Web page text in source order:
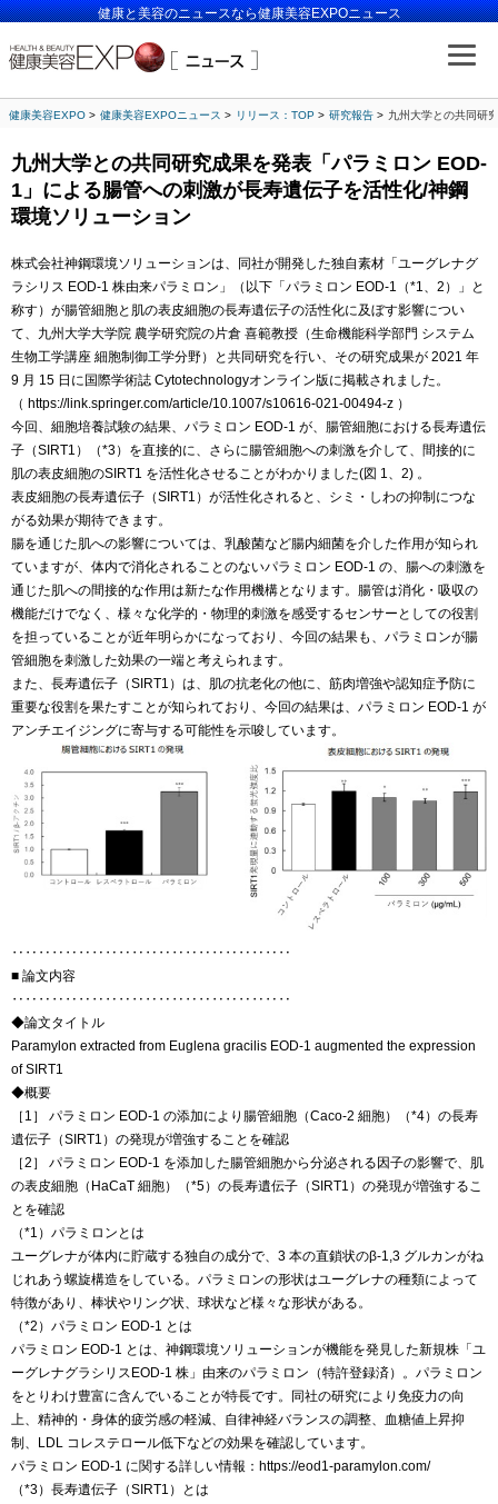
健康と美容のニュースなら健康美容EXPOニュース
健康美容EXPO 健康美容EXPOニュース リリース：TOP 研究報告 九州大学との共同研
九州大学との共同研究成果を発表「パラミロン EOD-
1」による腸管への刺激が長寿遺伝子を活性化/神鋼
環境ソリューション
株式会社神鋼環境ソリューションは、同社が開発した独自素材「ユーグレナグ
ラシリス EOD-1 株由来パラミロン」（以下「パラミロン EOD-1（*1、2）」と
称す）が腸管細胞と肌の表皮細胞の長寿遺伝子の活性化に及ぼす影響につい
て、九州大学大学院 農学研究院の片倉 喜範教授（生命機能科学部門 システム
生物工学講座 細胞制御工学分野）と共同研究を行い、その研究成果が 2021 年
9 月 15 日に国際学術誌 Cytotechnologyオンライン版に掲載されました。
（ https://link.springer.com/article/10.1007/s10616-021-00494-z ）
今回、細胞培養試験の結果、パラミロン EOD-1 が、腸管細胞における長寿遺伝
子（SIRT1）（*3）を直接的に、さらに腸管細胞への刺激を介して、間接的に
肌の表皮細胞のSIRT1 を活性化させることがわかりました(図 1、2) 。
表皮細胞の長寿遺伝子（SIRT1）が活性化されると、シミ・しわの抑制につな
がる効果が期待できます。
腸を通じた肌への影響については、乳酸菌など腸内細菌を介した作用が知られ
ていますが、体内で消化されることのないパラミロン EOD-1 の、腸への刺激を
通じた肌への間接的な作用は新たな作用機構となります。腸管は消化・吸収の
機能だけでなく、様々な化学的・物理的刺激を感受するセンサーとしての役割
を担っていることが近年明らかになっており、今回の結果も、パラミロンが腸
管細胞を刺激した効果の一端と考えられます。
また、長寿遺伝子（SIRT1）は、肌の抗老化の他に、筋肉増強や認知症予防に
重要な役割を果たすことが知られており、今回の結果は、パラミロン EOD-1 が
アンチエイジングに寄与する可能性を示唆しています。
‥‥‥‥‥‥‥‥‥‥‥‥‥‥‥‥‥‥‥‥‥
■ 論文内容
‥‥‥‥‥‥‥‥‥‥‥‥‥‥‥‥‥‥‥‥‥
◆論文タイトル
Paramylon extracted from Euglena gracilis EOD-1 augmented the expression
of SIRT1
◆概要
［1］ パラミロン EOD-1 の添加により腸管細胞（Caco-2 細胞）（*4）の長寿
遺伝子（SIRT1）の発現が増強することを確認
［2］ パラミロン EOD-1 を添加した腸管細胞から分泌される因子の影響で、肌
の表皮細胞（HaCaT 細胞）（*5）の長寿遺伝子（SIRT1）の発現が増強するこ
とを確認
（*1）パラミロンとは
ユーグレナが体内に貯蔵する独自の成分で、3 本の直鎖状のβ-1,3 グルカンがね
じれあう螺旋構造をしている。パラミロンの形状はユーグレナの種類によって
特徴があり、棒状やリング状、球状など様々な形状がある。
（*2）パラミロン EOD-1 とは
パラミロン EOD-1 とは、神鋼環境ソリューションが機能を発見した新規株「ユ
ーグレナグラシリスEOD-1 株」由来のパラミロン（特許登録済）。パラミロン
をとりわけ豊富に含んでいることが特長です。同社の研究により免疫力の向
上、精神的・身体的疲労感の軽減、自律神経バランスの調整、血糖値上昇抑
制、LDL コレステロール低下などの効果を確認しています。
パラミロン EOD-1 に関する詳しい情報：https://eod1-paramylon.com/
（*3）長寿遺伝子（SIRT1）とは